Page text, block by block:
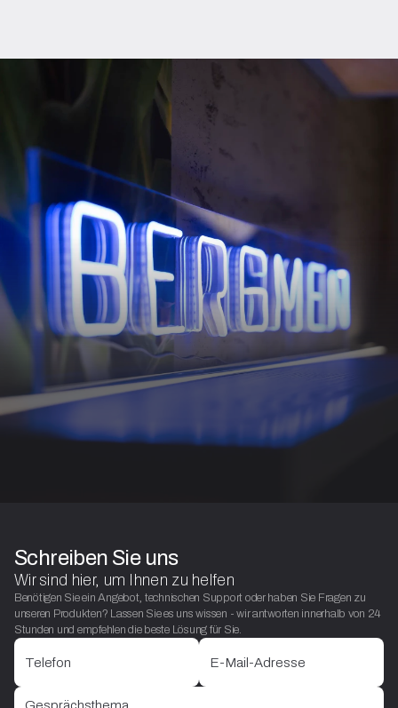
Schreiben Sie uns
Wir sind hier, um Ihnen zu helfen
Benötigen Sie ein Angebot, technischen Support oder haben Sie Fragen zu
unseren Produkten? Lassen Sie es uns wissen - wir antworten innerhalb von 24
Stunden und empfehlen die beste Lösung für Sie.